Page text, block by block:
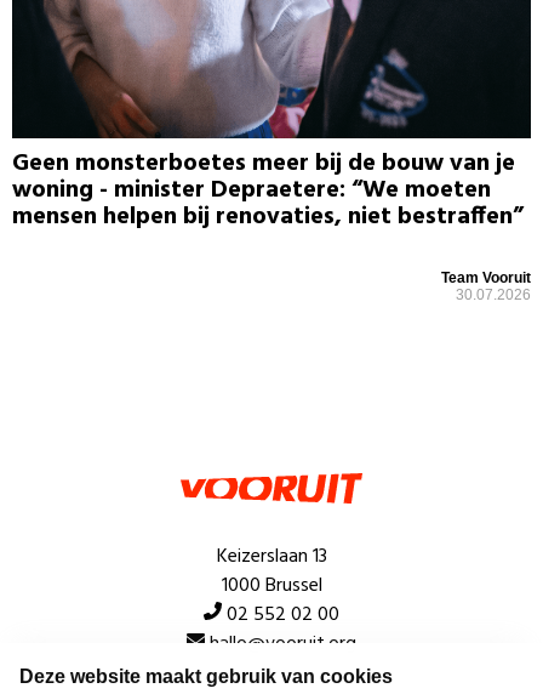
Deze website maakt gebruik van cookies
Geen monsterboetes meer bij de bouw van je
woning - minister Depraetere: “We moeten
mensen helpen bij renovaties, niet bestraffen”
Team Vooruit
30.07.2026
Keizerslaan 13
1000 Brussel
02 552 02 00
hallo@vooruit.org